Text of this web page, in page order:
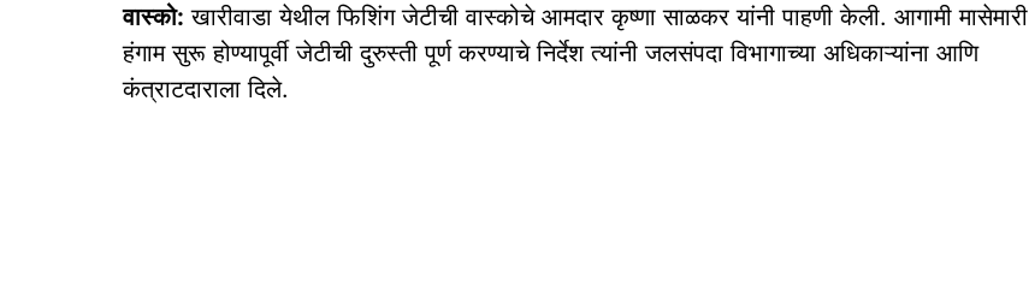
वास्को: खारीवाडा येथील फिशिंग जेटीची वास्कोचे आमदार कृष्णा साळकर यांनी पाहणी केली. आगामी मासेमारी
हंगाम सुरू होण्यापूर्वी जेटीची दुरुस्ती पूर्ण करण्याचे निर्देश त्यांनी जलसंपदा विभागाच्या अधिकाऱ्यांना आणि
कंत्राटदाराला दिले.